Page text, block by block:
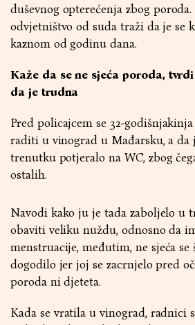
duševnog opterećenja zbog
odvjetništvo od suda traži da je se
kaznom od godinu dana.
Kaže da se ne sjeća poroda,
da je trudna
Pred policajcem se 32-
raditi u vinograd u Mađarsku, a
trenutku potjeralo na WC, zbog
ostalih.
Navodi kako ju je tada zaboljelo u
obaviti veliku nuždu, odnosno da
menstruacije, međutim, ne sjeća se
dogodilo jer joj se zacrnjelo pred
poroda ni djeteta.
Kada se vratila u vinograd, radnici